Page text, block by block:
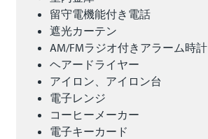
留守電機能付き電話
遮光カーテン
AM/FMラジオ付きアラーム時計
ヘアードライヤー
アイロン、アイロン台
電子レンジ
コーヒーメーカー
電子キーカード